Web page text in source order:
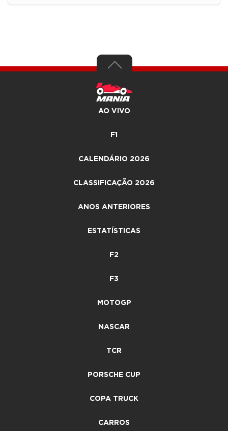
AO VIVO
F1
CALENDÁRIO 2026
CLASSIFICAÇÃO 2026
ANOS ANTERIORES
ESTATÍSTICAS
F2
F3
MOTOGP
NASCAR
TCR
PORSCHE CUP
COPA TRUCK
CARROS